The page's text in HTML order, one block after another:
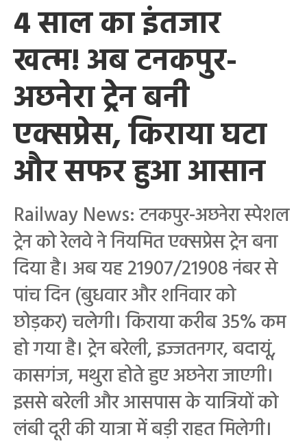
4 साल का इंतजार
खत्म! अब टनकपुर-
अछनेरा ट्रेन बनी
एक्सप्रेस, किराया घटा
और सफर हुआ आसान
Railway News: टनकपुर-अछनेरा स्पेशल
ट्रेन को रेलवे ने नियमित एक्सप्रेस ट्रेन बना
दिया है। अब यह 21907/21908 नंबर से
पांच दिन (बुधवार और शनिवार को
छोड़कर) चलेगी। किराया करीब 35% कम
हो गया है। ट्रेन बरेली, इज्जतनगर, बदायूं,
कासगंज, मथुरा होते हुए अछनेरा जाएगी।
इससे बरेली और आसपास के यात्रियों को
लंबी दूरी की यात्रा में बड़ी राहत मिलेगी।